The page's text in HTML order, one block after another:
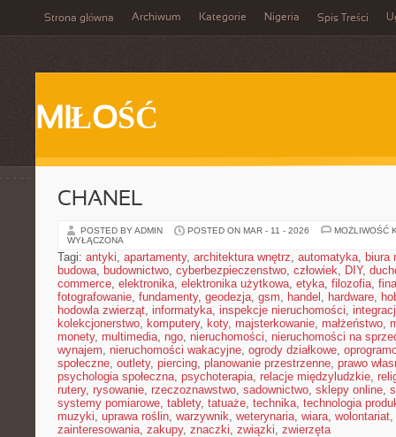
Strona główna Archiwum Kategorie Nigeria Spis Treści
MIŁOŚĆ
CHANEL
POSTED BY ADMIN POSTED ON MAR - 11 - 2026
MOŻLIWOŚĆ
WYŁĄCZONA
Tagi: antyki, apartamenty, architektura wnętrz, automatyka, biura
budowa, budownictwo, cyberbezpieczenstwo, człowiek, DIY,
commerce, elektronika, elektronika użytkowa, etyka, filozofia,
fotografowanie, fundamenty, geodezja, gsm, handel , hardware,
hodowla zwierząt, informatyka, inspekcje nieruchomości,
kolekcjonerstwo, komputery, koty, majsterkowanie, małżeństwo,
monety, multimedia, ngo, nieruchomości, nieruchomości na
wynajem, nieruchomości wakacyjne, ogrody działkowe,
społeczne, outlety, piercing, planowanie przestrzenne, prawo
psychologia społeczna, psychoterapia, relacje międzyludzkie,
rutery, rysowanie, rzeczoznawstwo, sadownictwo, sklepy online,
systemy pomiarowe, tablety, tatuaże, technika, technologia
muzyki, uprawa roślin, warzywnik, weterynaria, wiara, wolontariat,
zainteresowania, zakupy, znaczki, związki, zwierzęta